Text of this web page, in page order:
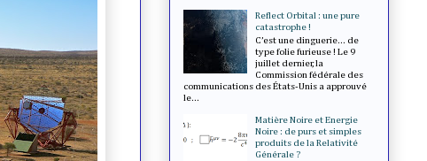
Reflect Orbital : une pure
catastrophe !
C’est une dinguerie... de
type folie furieuse ! Le 9
juillet dernier, la
Commission fédérale des
communications des États-Unis a approuvé
le...
Matière Noire et Energie
Noire : de purs et simples
produits de la Relativité
Générale ?